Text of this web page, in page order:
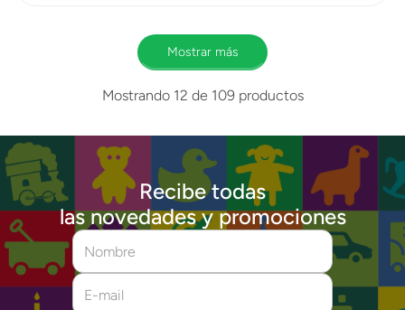
Mostrar más
Mostrando 12 de 109productos
Recibe todas
las novedades y promociones